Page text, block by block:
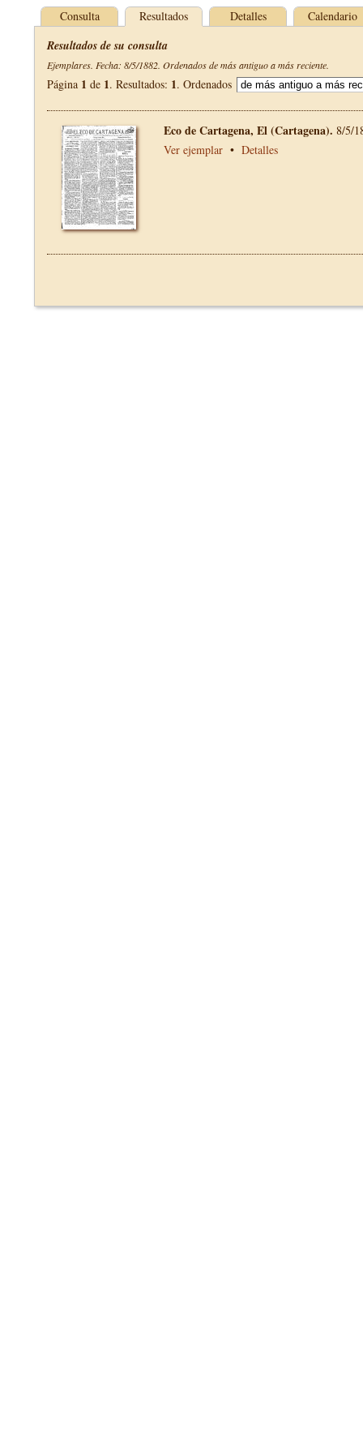
Consulta Resultados Detalles Calendario
Resultados de su consulta
Ejemplares. Fecha: 8/5/1882. Ordenados de más antiguo a más reciente.
Página 1 de 1. Resultados: 1. Ordenados
Eco de Cartagena, El (Cartagena). 8/5/
Ver ejemplar • Detalles